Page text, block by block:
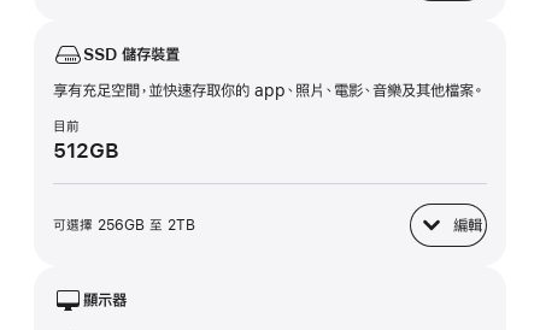
SSD 儲存裝置
享有充足空間，並快速存取你的 app、照片、電影、音樂及其他檔案。
目前
512GB
可選擇 256GB 至 2TB 編輯
SSD 儲存裝置
顯示器